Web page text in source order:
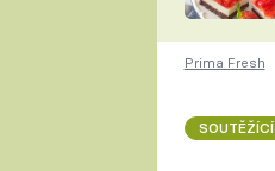
Prima Fresh
SOUTĚŽÍCÍ